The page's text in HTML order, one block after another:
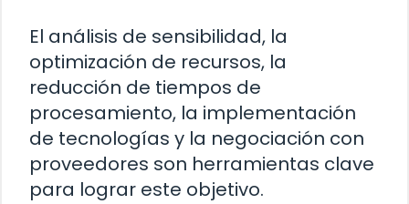
El análisis de sensibilidad, la
optimización de recursos, la
reducción de tiempos de
procesamiento, la implementación
de tecnologías y la negociación con
proveedores son herramientas clave
para lograr este objetivo.